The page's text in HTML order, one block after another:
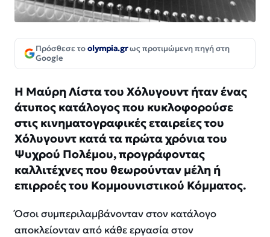
Πρόσθεσε τοolympia.grως προτιμώμενη πηγή στη
Google
Η Μαύρη Λίστα του Χόλυγουντ ήταν ένας
άτυπος κατάλογος που κυκλοφορούσε
στις κινηματογραφικές εταιρείες του
Χόλυγουντ κατά τα πρώτα χρόνια του
Ψυχρού Πολέμου, προγράφοντας
καλλιτέχνες που θεωρούνταν μέλη ή
επιρροές του Κομμουνιστικού Κόμματος.
Όσοι συμπεριλαμβάνονταν στον κατάλογο
αποκλείονταν από κάθε εργασία στον